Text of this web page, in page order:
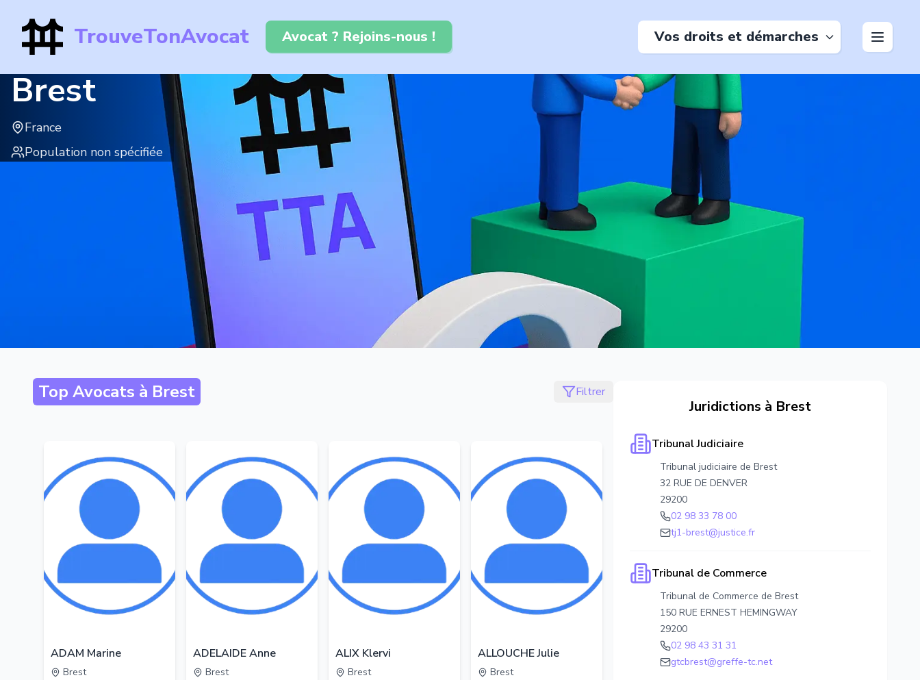
TrouveTonAvocat Avocat ? Rejoins-nous ! Vos droits et démarches
Brest
France
Population non spécifiée
Top Avocats à Brest Filtrer
ADAM Marine
Brest
ADELAIDE Anne
Brest
ALIX Klervi
Brest
ALLOUCHE Julie
Brest
Juridictions à Brest
Tribunal Judiciaire
Tribunal judiciaire de Brest
32 RUE DE DENVER
29200
02 98 33 78 00
tj1-brest@justice.fr
Tribunal de Commerce
Tribunal de Commerce de Brest
150 RUE ERNEST HEMINGWAY
29200
02 98 43 31 31
gtcbrest@greffe-tc.net